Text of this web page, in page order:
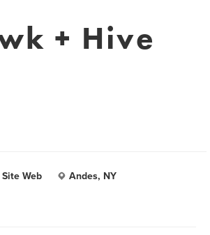
+ Hive
Site Web Andes, NY